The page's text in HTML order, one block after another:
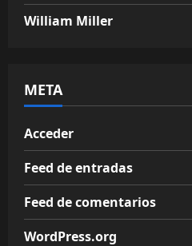
William Miller
META
Acceder
Feed de entradas
Feed de comentarios
WordPress.org